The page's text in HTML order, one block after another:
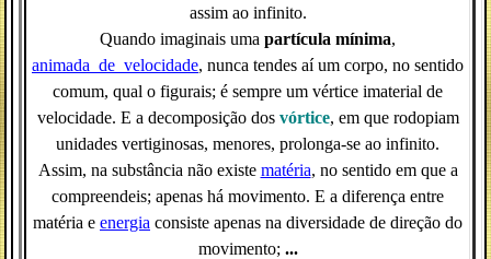
assim ao infinito.
Quando imaginais uma partícula mínima,
animada_de_velocidade, nunca tendes aí um corpo, no sentido
comum, qual o figurais; é sempre um vértice imaterial de
velocidade. E a decomposição dos vórtice, em que rodopiam
unidades vertiginosas, menores, prolonga-se ao infinito.
Assim, na substância não existe matéria, no sentido em que a
compreendeis; apenas há movimento. E a diferença entre
matéria e energia consiste apenas na diversidade de direção do
movimento; ...